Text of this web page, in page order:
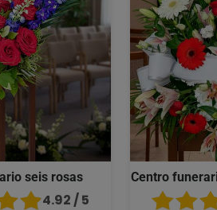
seis rosas
4.92 / 5
Centro